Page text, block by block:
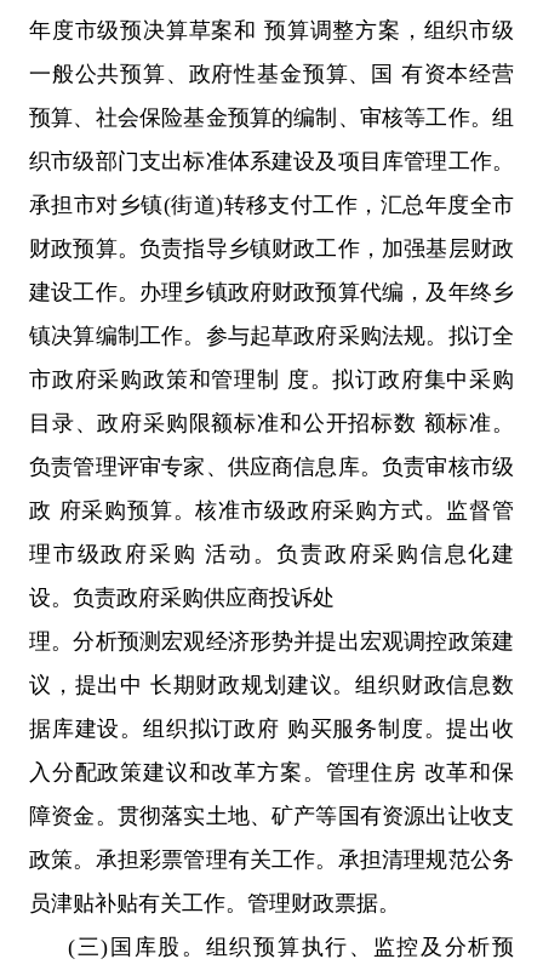
年度市级预决算草案和 预算调整方案，组织市级
一般公共预算、政府性基金预算、国 有资本经营
预算、社会保险基金预算的编制、审核等工作。组
织市级部门支出标准体系建设及项目库管理工作。
承担市对乡镇(街道)转移支付工作，汇总年度全市
财政预算。负责指导乡镇财政工作，加强基层财政
建设工作。办理乡镇政府财政预算代编，及年终乡
镇决算编制工作。参与起草政府采购法规。拟订全
市政府采购政策和管理制 度。拟订政府集中采购
目录、政府采购限额标准和公开招标数 额标准。
负责管理评审专家、供应商信息库。负责审核市级
政 府采购预算。核准市级政府采购方式。监督管
理市级政府采购 活动。负责政府采购信息化建
设。负责政府采购供应商投诉处
理。分析预测宏观经济形势并提出宏观调控政策建
议，提出中 长期财政规划建议。组织财政信息数
据库建设。组织拟订政府 购买服务制度。提出收
入分配政策建议和改革方案。管理住房 改革和保
障资金。贯彻落实土地、矿产等国有资源出让收支
政策。承担彩票管理有关工作。承担清理规范公务
员津贴补贴有关工作。管理财政票据。
(三)国库股。组织预算执行、监控及分析预